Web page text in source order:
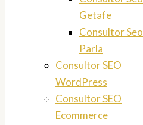
Getafe
Consultor Seo
Parla
Consultor SEO
WordPress
Consultor SEO
Ecommerce